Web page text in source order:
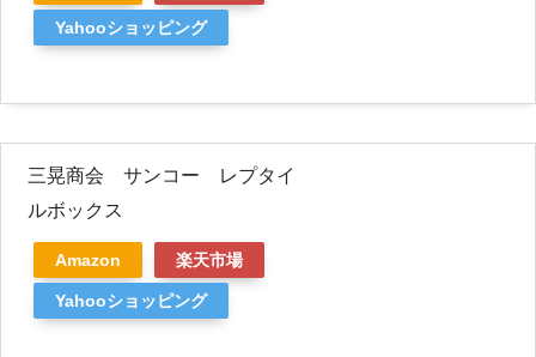
Yahooショッピング
三晃商会 サンコー レプタイ
ルボックス
Amazon 楽天市場
Yahooショッピング